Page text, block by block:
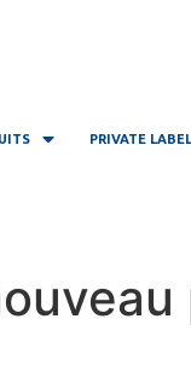
PRIVATE LABEL